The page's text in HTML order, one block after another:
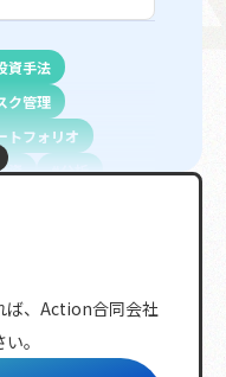
資手法
ク管理
トフォリオ
資
分析
ETF
、 Action合同会社
。